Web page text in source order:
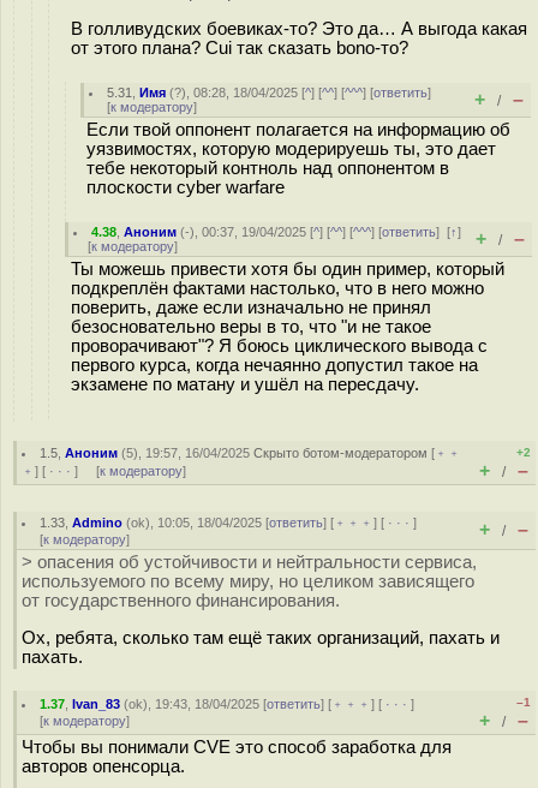
В голливудских боевиках-то? Это да… А выгода какая
от этого плана? Cui так сказать bono-то?
5.31 ,Имя (?), 08:28, 18/04/2025 [^] [^^] [^^^] [ответить]
[к модератору] + / –
Если твой оппонент полагается на информацию об
уязвимостях, которую модерируешь ты, это дает
тебе некоторый контноль над оппонентом в
плоскости cyber warfare
4.38 ,Аноним (-), 00:37, 19/04/2025 [^] [^^] [^^^] [ответить][↑]
[к модератору] + / –
Ты можешь привести хотя бы один пример, который
подкреплён фактами настолько, что в него можно
поверить, даже если изначально не принял
безосновательно веры в то, что "и не такое
проворачивают"? Я боюсь циклического вывода с
первого курса, когда нечаянно допустил такое на
экзамене по матану и ушёл на пересдачу.
1.5 ,Аноним (5), 19:57, 16/04/2025Скрыто ботом-модератором [ ﹢﹢
﹢ ] [ · · · ] [к модератору]
+2
+ / –
1.33 ,Admino (ok), 10:05, 18/04/2025 [ответить] [ ﹢﹢﹢] [ · · ·]
[к модератору] + / –
> опасения об устойчивости и нейтральности сервиса,
используемого по всему миру, но целиком зависящего
от государственного финансирования.
Ох, ребята, сколько там ещё таких организаций, пахать и
пахать.
1.37 ,Ivan_83 (ok), 19:43, 18/04/2025 [ответить] [ ﹢﹢﹢] [ · · ·]
[к модератору]
–1
+ / –
Чтобы вы понимали CVE это способ заработка для
авторов опенсорца.